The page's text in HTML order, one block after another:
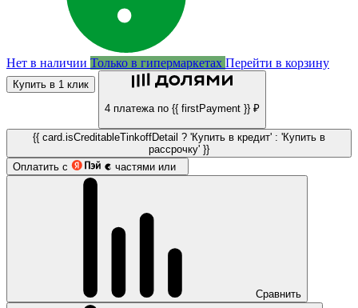
Нет в наличии Только в гипермаркетах Перейти в корзину
Купить в 1 клик
4 платежа по {{ firstPayment }} ₽
{{ card.isCreditableTinkoffDetail ? 'Купить в кредит' : 'Купить в
рассрочку' }}
Оплатить с
частями или
Сравнить